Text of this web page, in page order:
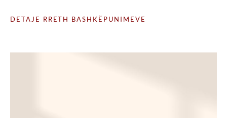
DETAJE RRETH BASHKËPUNIMEVE